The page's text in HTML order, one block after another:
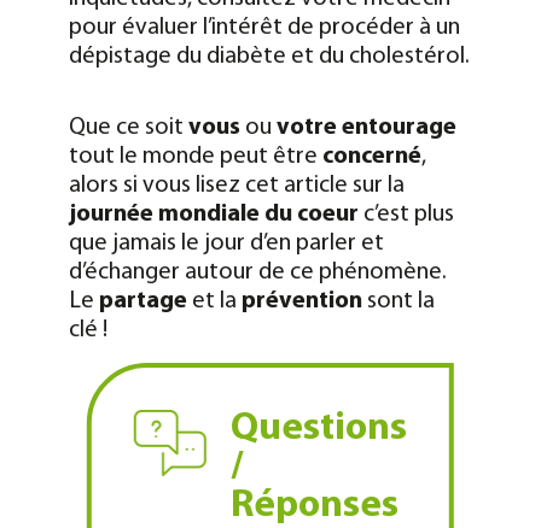
pour évaluer l’intérêt de procéder à un
dépistage du diabète et du cholestérol.
Que ce soit vous ou votre entourage
tout le monde peut être concerné,
alors si vous lisez cet article sur la
journée mondiale du coeur c’est plus
que jamais le jour d’en parler et
d’échanger autour de ce phénomène.
Le partageet la préventionsont la
clé !
Questions
/
Réponses